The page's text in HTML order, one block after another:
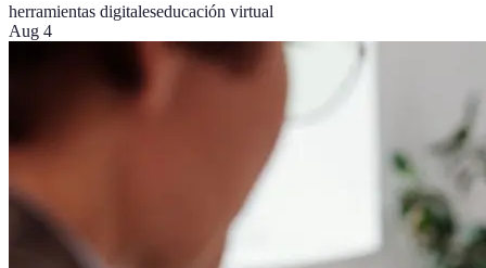
herramientas digitaleseducación virtual
Aug 4